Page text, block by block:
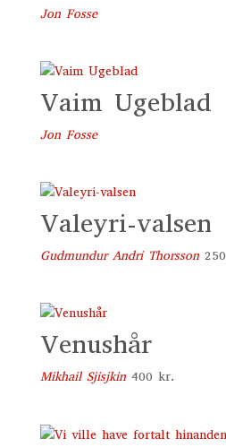
Jon Fosse
Vaim Ugeblad
Jon Fosse
Valeyri-valsen
Gudmundur Andri Thorsson 250
Venushår
Mikhail Sjisjkin 400 kr.